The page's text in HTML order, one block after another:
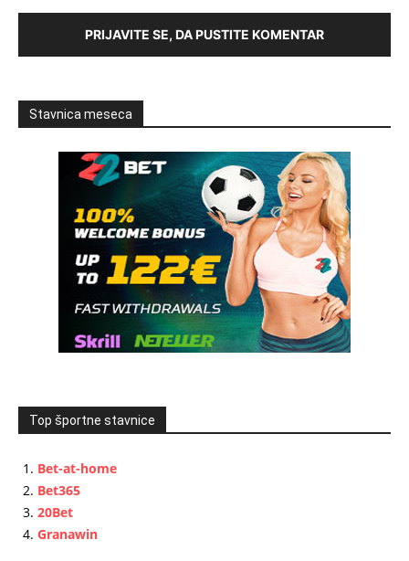
PRIJAVITE SE, DA PUSTITE KOMENTAR
Stavnica meseca
Top športne stavnice
Bet-at-home
Bet365
20Bet
Granawin